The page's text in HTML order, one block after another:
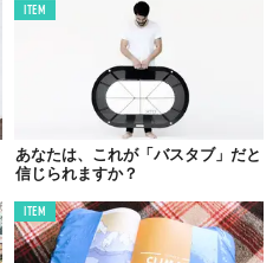
ITEM
あなたは、これが「バスタブ」だと
信じられますか？
ITEM